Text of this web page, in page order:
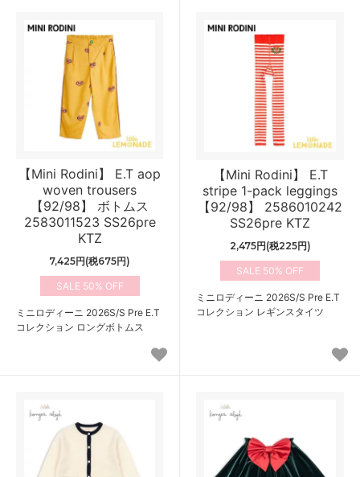
【Mini Rodini】 E.T aop
woven trousers
【92/98】 ボトムス
2583011523 SS26pre
KTZ
7,425円(税675円)
50%
ミニロディーニ 2026S/S Pre E.T
コレクション ロングボトムス
【Mini Rodini】 E.T
stripe 1-pack leggings
【92/98】 2586010242
SS26pre KTZ
2,475円(税225円)
50%
ミニロディーニ 2026S/S Pre E.T
コレクション レギンスタイツ